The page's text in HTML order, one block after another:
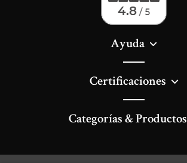
Ayuda
Certificaciones
Categorías & Productos